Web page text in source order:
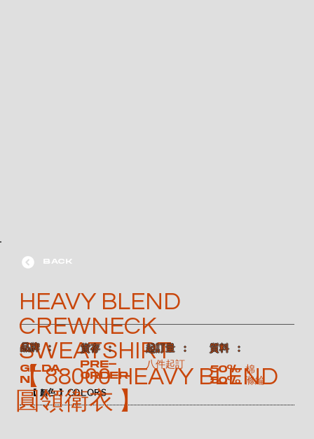
【 顏色 】COLORS
BACK
HEAVY BLEND
CREWNECK
SWEATSHIRT
【 88000 HEAVY BLEND
圓領衛衣 】
​品牌 ：
GILDA
N
​貨存 ：
Pre-
order
​起訂量 ：
八件起訂
​質料 ：
50% 棉
50% 滌綸